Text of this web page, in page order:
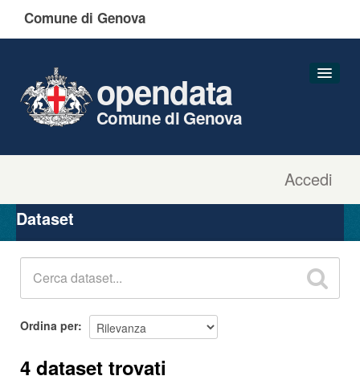
Comune di Genova
Accedi
opendata
Comune di Genova
Organizzazioni
Gruppi
Dataset
Ordina per
4 dataset trovati